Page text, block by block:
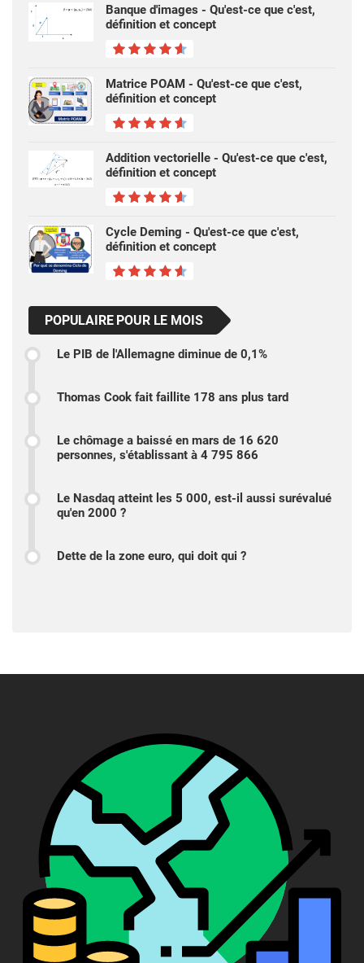
Banque d'images - Qu'est-ce que c'est,
définition et concept
Matrice POAM - Qu'est-ce que c'est,
définition et concept
Addition vectorielle - Qu'est-ce que c'est,
définition et concept
Cycle Deming - Qu'est-ce que c'est,
définition et concept
POPULAIRE POUR LE MOIS
Le PIB de l'Allemagne diminue de 0,1%
Thomas Cook fait faillite 178 ans plus tard
Le chômage a baissé en mars de 16 620
personnes, s'établissant à 4 795 866
Le Nasdaq atteint les 5 000, est-il aussi surévalué
qu'en 2000 ?
Dette de la zone euro, qui doit qui ?